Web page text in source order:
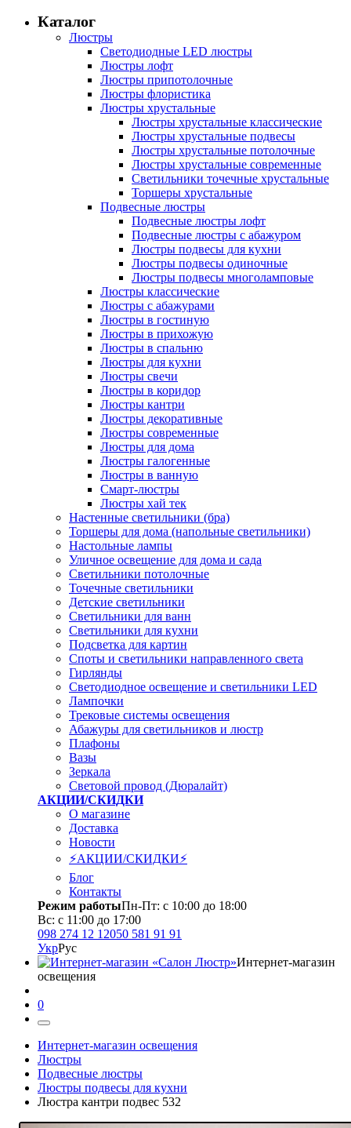
Каталог
Люстры
Светодиодные LED люстры
Люстры лофт
Люстры припотолочные
Люстры флористика
Люстры хрустальные
Люстры хрустальные классические
Люстры хрустальные подвесы
Люстры хрустальные потолочные
Люстры хрустальные современные
Светильники точечные хрустальные
Торшеры хрустальные
Подвесные люстры
Подвесные люстры лофт
Подвесные люстры с абажуром
Люстры подвесы для кухни
Люстры подвесы одиночные
Люстры подвесы многоламповые
Люстры классические
Люстры с абажурами
Люстры в гостиную
Люстры в прихожую
Люстры в спальню
Люстры для кухни
Люстры свечи
Люстры в коридор
Люстры кантри
Люстры декоративные
Люстры современные
Люстры для дома
Люстры галогенные
Люстры в ванную
Смарт-люстры
Люстры хай тек
Настенные светильники (бра)
Торшеры для дома (напольные светильники)
Настольные лампы
Уличное освещение для дома и сада
Светильники потолочные
Точечные светильники
Детские светильники
Светильники для ванн
Светильники для кухни
Подсветка для картин
Споты и светильники направленного света
Гирлянды
Светодиодное освещение и светильники LED
Лампочки
Трековые системы освещения
Абажуры для светильников и люстр
Плафоны
Вазы
Зеркала
Световой провод (Дюралайт)
АКЦИИ/СКИДКИ
О магазине
Доставка
Новости
⚡АКЦИИ/СКИДКИ⚡
Блог
Контакты
Режим работыПн-Пт: с 10:00 до 18:00
Вс: с 11:00 до 17:00
098 274 12 12050 581 91 91
УкрРус
Интернет-магазин
освещения
0
Интернет-магазин освещения
Люстры
Подвесные люстры
Люстры подвесы для кухни
Люстра кантри подвес 532